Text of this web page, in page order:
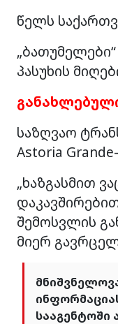
წელს
პასუხის
საზღვაო
Astoria
„ხაზგასმით
შემოსვლის
მიერ
სააგენტოში